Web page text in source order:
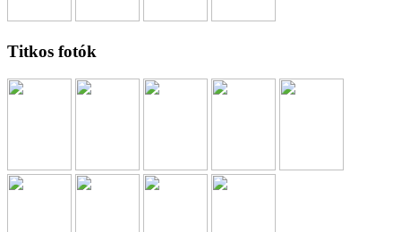
Titkos fotók